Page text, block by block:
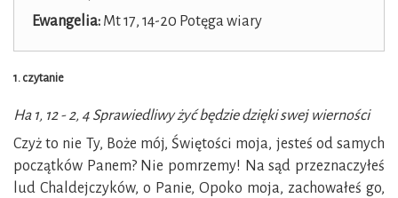
Ewangelia: Mt 17, 14-20 Potęga wiary
1. czytanie
Ha 1, 12 - 2, 4 Sprawiedliwy żyć będzie dzięki swej wierności
Czyż to nie Ty, Boże mój, Świętości moja, jesteś od samych
początków Panem? Nie pomrzemy! Na sąd przeznaczyłeś
lud Chaldejczyków, o Panie, Opoko moja, zachowałeś go,